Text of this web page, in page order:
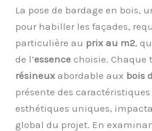
La pose de bardage en bois,
pour habiller les façades,
particulière au prix au m2,
de l’essencechoisie. Chaque
résineuxabordable aux bois
présente des
esthétiques uniques,
global du projet. En